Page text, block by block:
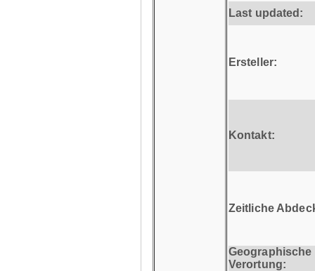
Last updated:
Ersteller:
Kontakt:
Zeitliche
Geographische
Verortung: